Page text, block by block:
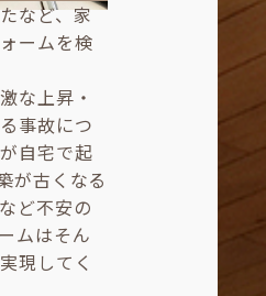
など、家
ームを検
な上昇・
事故につ
自宅で起
が古くなる
ど不安の
ムはそん
現してく